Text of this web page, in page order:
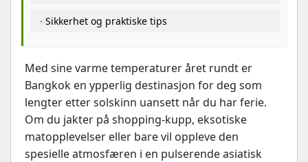
Sikkerhet og praktiske tips
Med sine varme temperaturer året rundt er
Bangkok en ypperlig destinasjon for deg som
lengter etter solskinn uansett når du har ferie.
Om du jakter på shopping-kupp, eksotiske
matopplevelser eller bare vil oppleve den
spesielle atmosfæren i en pulserende asiatisk